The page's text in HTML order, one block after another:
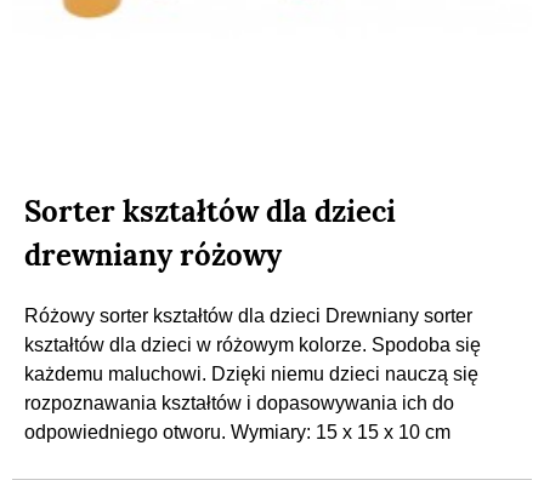
Sorter kształtów dla dzieci
drewniany różowy
Różowy sorter kształtów dla dzieci Drewniany sorter
kształtów dla dzieci w różowym kolorze. Spodoba się
każdemu maluchowi. Dzięki niemu dzieci nauczą się
rozpoznawania kształtów i dopasowywania ich do
odpowiedniego otworu. Wymiary: 15 x 15 x 10 cm